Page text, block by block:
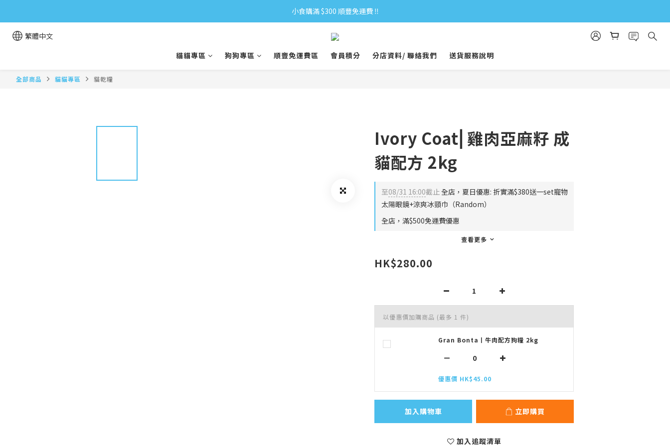
小食購滿 $300 順豐免運費 ‼
全單購滿 $500 免運費 ♥︎ 會員積分回贈 $1＝1Pt.
小食購滿 $300 順豐免運費 ‼
繁體中文
貓貓專區
狗狗專區 順豐免運費區 會員積分 分店資料/ 聯絡我們 送貨服務說明
全部商品 貓貓專區 貓乾糧
Ivory Coat⎜雞肉亞麻籽 成
貓配方 2kg
至08/31 16:00截止全店，夏日優惠: 折實滿$380送一set寵物
太陽眼鏡+涼爽冰頸巾（Random）
全店，滿$500免運費優惠
查看更多
HK$280.00
以優惠價加購商品 (最多 1 件)
Gran Bonta丨牛肉配方狗糧 2kg
優惠價 HK$45.00
加入購物車 立即購買
加入追蹤清單